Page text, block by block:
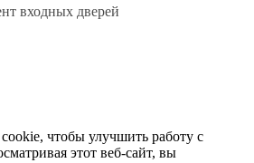
входных дверей
чтобы улучшить работу с
этот веб-сайт, вы